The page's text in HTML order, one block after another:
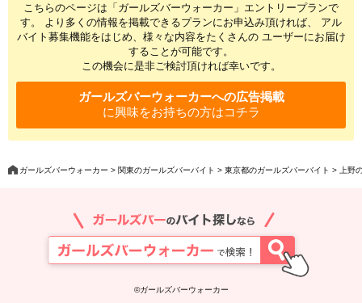
こちらのページは「ガールズバーウォーカー」エントリープランで
す。 より多くの情報を掲載できるプランにお申込み頂ければ、 アル
バイト募集機能をはじめ、様々な内容をたくさんの ユーザーにお届け
することが可能です。
この機会に是非ご検討頂ければ幸いです。
ガールズバーウォーカーへの広告掲載
に興味をお持ちの方はコチラ
ガールズバーウォーカー 関東のガールズバーバイト 東京都のガールズバーバイト 上野
©ガールズバーウォーカー